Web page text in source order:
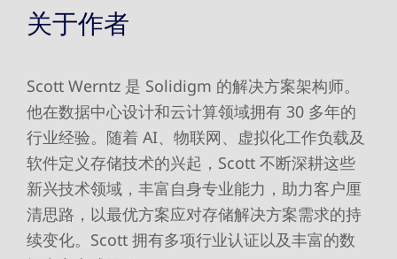
关于作者
Scott Werntz 是 Solidigm 的解决方案架构师。
他在数据中心设计和云计算领域拥有 30 多年的
行业经验。随着 AI、物联网、虚拟化工作负载及
软件定义存储技术的兴起，Scott 不断深耕这些
新兴技术领域，丰富自身专业能力，助力客户厘
清思路，以最优方案应对存储解决方案需求的持
续变化。Scott 拥有多项行业认证以及丰富的数